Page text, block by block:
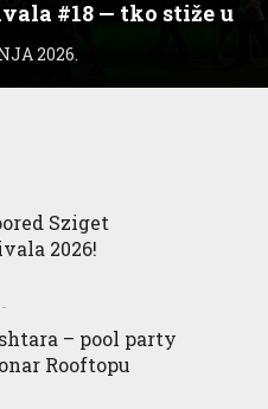
#18 — tko stiže u
2026.
Sziget
2026!
– pool party
Rooftopu